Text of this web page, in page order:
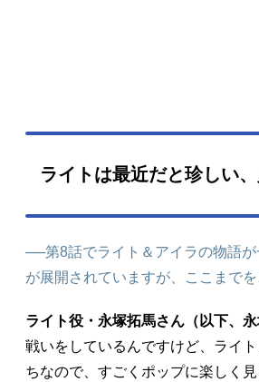
ライトは最近だと珍しい
──第8話でライト＆アイラの物語
が展開されていますが、ここまで
ライト役・永塚拓馬さん（以下、永
戦いをしているんですけど、ライ
ちなので、すごくポップに楽しく